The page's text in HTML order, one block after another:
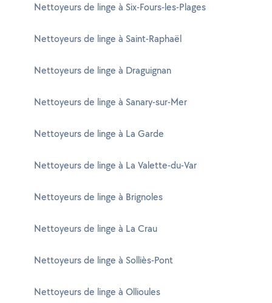
Nettoyeurs de linge à Six-Fours-les-Plages
Nettoyeurs de linge à Saint-Raphaël
Nettoyeurs de linge à Draguignan
Nettoyeurs de linge à Sanary-sur-Mer
Nettoyeurs de linge à La Garde
Nettoyeurs de linge à La Valette-du-Var
Nettoyeurs de linge à Brignoles
Nettoyeurs de linge à La Crau
Nettoyeurs de linge à Solliès-Pont
Nettoyeurs de linge à Ollioules